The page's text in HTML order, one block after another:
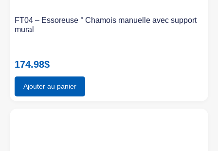
FT04 – Essoreuse ° Chamois manuelle avec support
mural
174.98$
Ajouter au panier